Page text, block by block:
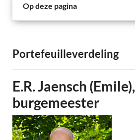
Op deze pagina
Portefeuilleverdeling
E.R. Jaensch (Emile),
burgemeester